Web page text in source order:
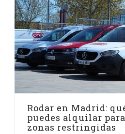
Rodar en Madrid:
puedes alquilar
zonas restringidas